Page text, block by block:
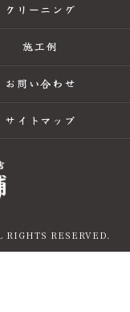
クリーニング
施工例
お問い合わせ
サイトマップ
RIGHTS RESERVED.